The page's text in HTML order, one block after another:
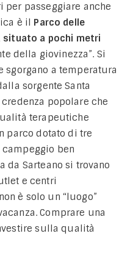
per passeggiare anche
è il Parco delle
situato a pochi metri
della giovinezza”. Si
a temperatura
sorgente Santa
popolare che
terapeutiche
parco dotato di tre
ben
da Sarteano si trovano
e centri
è solo un “luogo”
Comprare una
sulla qualità